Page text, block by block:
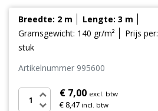
Breedte: 2 m
Lengte: 3 m
Gramsgewicht: 140 gr/m²
Prijs per:
stuk
Artikelnummer 995600
€ 7,00 excl. btw
€ 8,47 incl. btw